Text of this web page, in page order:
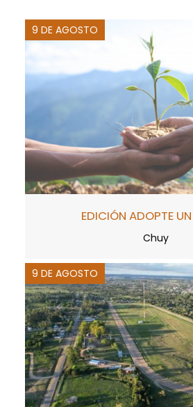
9 DE AGOSTO
EDICIÓN ADOPTE
Chuy
9 DE AGOSTO